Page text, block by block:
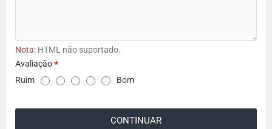
Nota: HTML não suportado.
A
a
Avaliação
Ruim
Bom
CONTINUAR